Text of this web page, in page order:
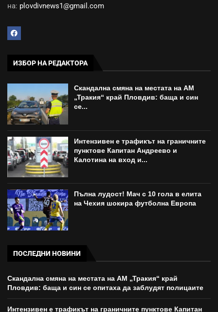
на: plovdivnews1@gmail.com
ИЗБОР НА РЕДАКТОРА
Скандална смяна на местата на АМ
„Тракия“ край Пловдив: баща и син
се...
Интензивен е трафикът на граничните
пунктове Капитан Андреево и
Калотина на вход и...
Пълна лудост! Мач с 10 гола в елита
на Чехия шокира футболна Европа
ПОСЛЕДНИ НОВИНИ
Скандална смяна на местата на АМ „Тракия“ край
Пловдив: баща и син се опитаха да заблудят полицаите
Интензивен е трафикът на граничните пунктове Капитан